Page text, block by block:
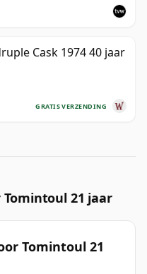
Cask 1974 40 jaar
GRATIS VERZENDING
21 jaar
Tomintoul 21